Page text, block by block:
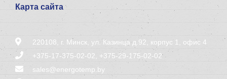
Карта сайта
220108, г. Минск, ул. Казинца д.92, корпус 1, офис 4
+375-17-375-02-02
+375-29-175-02-02
sales@energotemp.by